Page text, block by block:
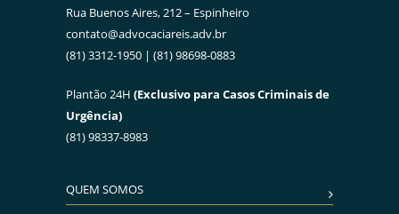
Rua Buenos Aires, 212 – Espinheiro
contato@advocaciareis.adv.br
(81) 3312-1950 | (81) 98698-0883
Plantão 24H (Exclusivo para Casos Criminais de
Urgência)
(81) 98337-8983
QUEM SOMOS